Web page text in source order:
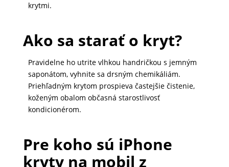
krytmi.
Ako sa starať o kryt?
Pravidelne ho utrite vlhkou handričkou s jemným
saponátom, vyhnite sa drsným chemikáliám.
Priehľadným krytom prospieva častejšie čistenie,
koženým obalom občasná starostlivosť
kondicionérom.
Pre koho sú iPhone
kryty na mobil z